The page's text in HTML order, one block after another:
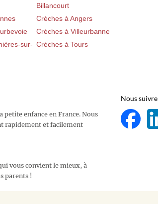
Billancourt
Crèches à Angers
Crèches à Villeurbanne
sur- Crèches à Tours
enfance en France. Nous
rapidement et facilement
vous convient le mieux, à
parents !
Nous suivre